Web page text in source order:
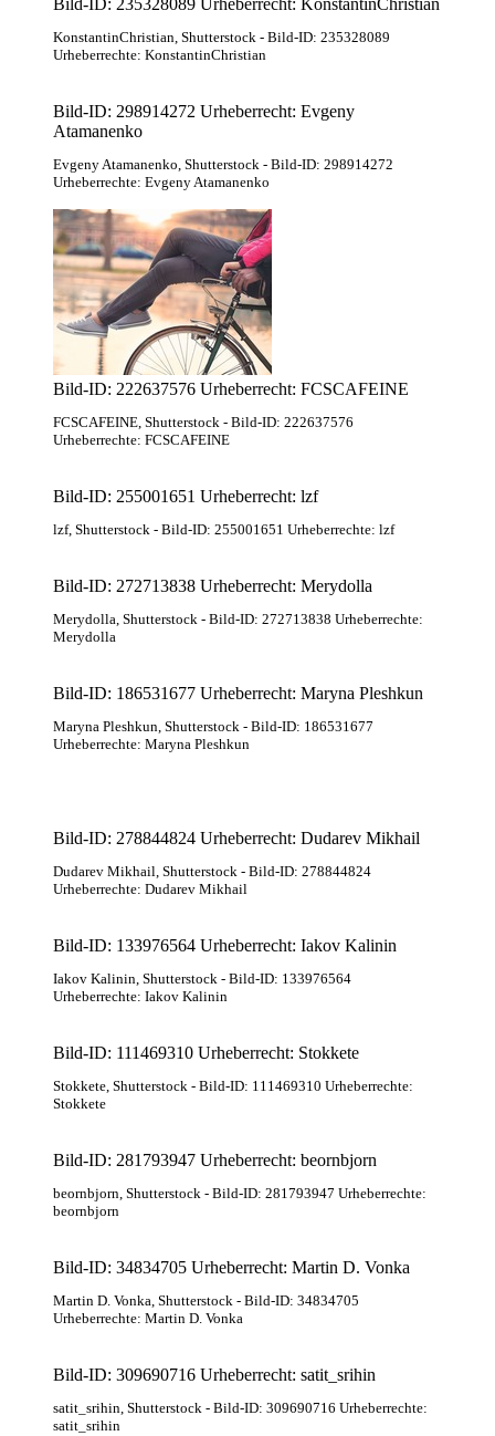
Bild-ID: 235328089 Urheberrecht: KonstantinChristian
KonstantinChristian, Shutterstock - Bild-ID: 235328089
Urheberrechte: KonstantinChristian
Bild-ID: 298914272 Urheberrecht: Evgeny
Atamanenko
Evgeny Atamanenko, Shutterstock - Bild-ID: 298914272
Urheberrechte: Evgeny Atamanenko
Bild-ID: 222637576 Urheberrecht: FCSCAFEINE
FCSCAFEINE, Shutterstock - Bild-ID: 222637576
Urheberrechte: FCSCAFEINE
Bild-ID: 255001651 Urheberrecht: lzf
lzf, Shutterstock - Bild-ID: 255001651 Urheberrechte: lzf
Bild-ID: 272713838 Urheberrecht: Merydolla
Merydolla, Shutterstock - Bild-ID: 272713838 Urheberrechte:
Merydolla
Bild-ID: 186531677 Urheberrecht: Maryna Pleshkun
Maryna Pleshkun, Shutterstock - Bild-ID: 186531677
Urheberrechte: Maryna Pleshkun
Bild-ID: 278844824 Urheberrecht: Dudarev Mikhail
Dudarev Mikhail, Shutterstock - Bild-ID: 278844824
Urheberrechte: Dudarev Mikhail
Bild-ID: 133976564 Urheberrecht: Iakov Kalinin
Iakov Kalinin, Shutterstock - Bild-ID: 133976564
Urheberrechte: Iakov Kalinin
Bild-ID: 111469310 Urheberrecht: Stokkete
Stokkete, Shutterstock - Bild-ID: 111469310 Urheberrechte:
Stokkete
Bild-ID: 281793947 Urheberrecht: beornbjorn
beornbjorn, Shutterstock - Bild-ID: 281793947 Urheberrechte:
beornbjorn
Bild-ID: 34834705 Urheberrecht: Martin D. Vonka
Martin D. Vonka, Shutterstock - Bild-ID: 34834705
Urheberrechte: Martin D. Vonka
Bild-ID: 309690716 Urheberrecht: satit_srihin
satit_srihin, Shutterstock - Bild-ID: 309690716 Urheberrechte:
satit_srihin